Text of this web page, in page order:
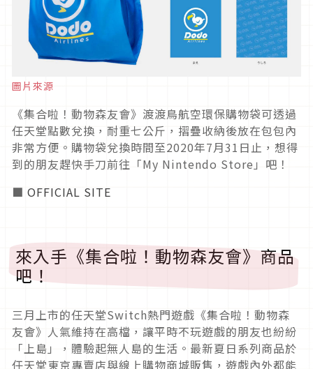
圖片來源
《集合啦！動物森友會》渡渡鳥航空環保購物袋可透過
任天堂點數兌換，耐重七公斤，摺疊收納後放在包包內
非常方便。購物袋兌換時間至2020年7月31日止，想得
到的朋友趕快手刀前往「My Nintendo Store」吧！
■ OFFICIAL SITE
來入手《集合啦！動物森友會》商品
吧！
三月上市的任天堂Switch熱門遊戲《集合啦！動物森
友會》人氣維持在高檔，讓平時不玩遊戲的朋友也紛紛
「上島」，體驗起無人島的生活。最新夏日系列商品於
任天堂東京專賣店與線上購物商城販售，遊戲內外都能